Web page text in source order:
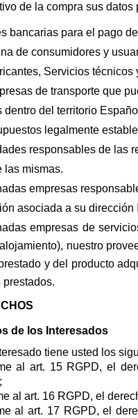
de la compra sus
bancarias para el pago
de consumidores y
Servicios
de transporte que
dentro del territorio
legalmente
responsables de las
las mismas.
empresas
asociada a su
empresas de
nuestro
y del producto
de los Interesados
tiene usted los
al art. 15 RGPD, el
al art. 16 RGPD, el
al art. 17 RGPD, el